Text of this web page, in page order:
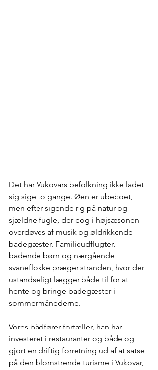
Det har Vukovars befolkning ikke ladet
sig sige to gange. Øen er ubeboet,
men efter sigende rig på natur og
sjældne fugle, der dog i højsæsonen
overdøves af musik og øldrikkende
badegæster. Familieudflugter,
badende børn og nærgående
svaneflokke præger stranden, hvor der
ustandseligt lægger både til for at
hente og bringe badegæster i
sommermånederne.
Vores bådfører fortæller, han har
investeret i restauranter og både og
gjort en driftig forretning ud af at satse
på den blomstrende turisme i Vukovar,